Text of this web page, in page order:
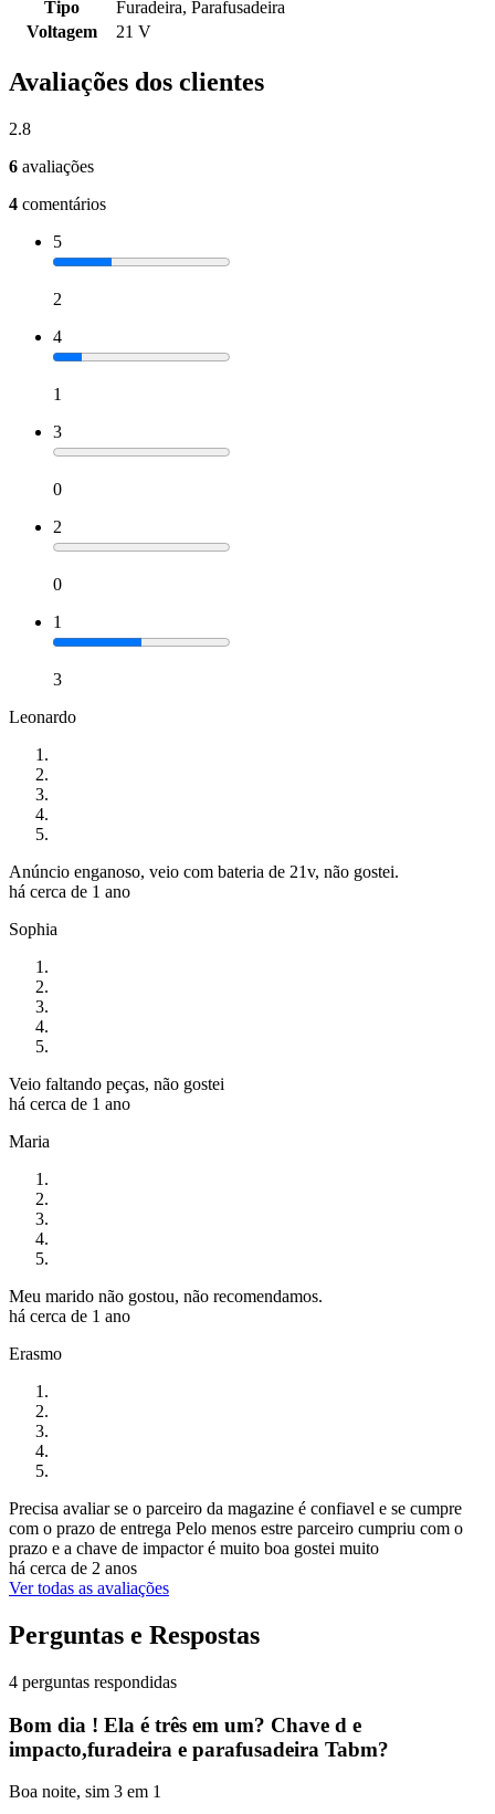
Tipo
Furadeira, Parafusadeira
Voltagem
21 V
Avaliações dos clientes
2.8
6 avaliações
4 comentários
5
2
4
1
3
0
2
0
1
3
Leonardo
Anúncio enganoso, veio com bateria de 21v, não gostei.
há cerca de 1 ano
Sophia
Veio faltando peças, não gostei
há cerca de 1 ano
Maria
Meu marido não gostou, não recomendamos.
há cerca de 1 ano
Erasmo
Precisa avaliar se o parceiro da magazine é confiavel e se cumpre
com o prazo de entrega Pelo menos estre parceiro cumpriu com o
prazo e a chave de impactor é muito boa gostei muito
há cerca de 2 anos
Ver todas as avaliações
Perguntas e Respostas
4 perguntas respondidas
Bom dia ! Ela é três em um? Chave d e
impacto,furadeira e parafusadeira Tabm?
Boa noite, sim 3 em 1